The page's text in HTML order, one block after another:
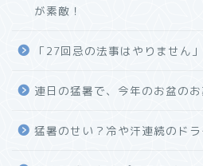
が素敵！
「27回忌の法事はやりません
連日の猛暑で、今年のお盆の
猛暑のせい？冷や汗連続のド